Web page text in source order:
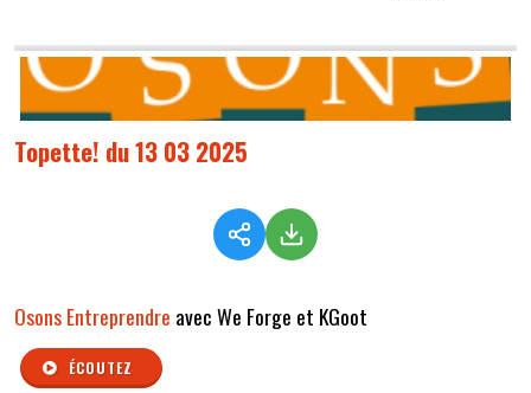
Topette! du 13 03 2025
Osons Entreprendre avec We Forge et KGoot
ÉCOUTEZ